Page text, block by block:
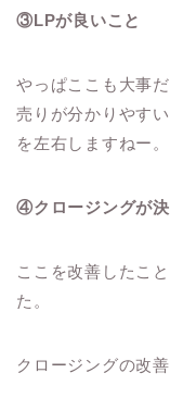
③LPが良いこと
やっぱここも大事
売りが分かりやす
を左右しますねー。
④クロージングが決
ここを改善したこ
た。
クロージングの改